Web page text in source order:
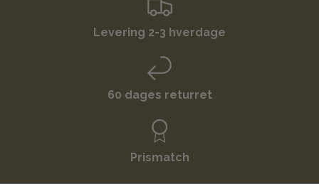
Levering 2-3 hverdage
60 dages returret
Prismatch